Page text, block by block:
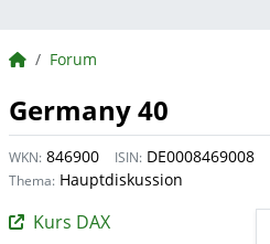
BörsenNEWS.de
Forum
Germany 40
WKN: 846900 ISIN: DE0008469008
Thema: Hauptdiskussion
Kurs DAX